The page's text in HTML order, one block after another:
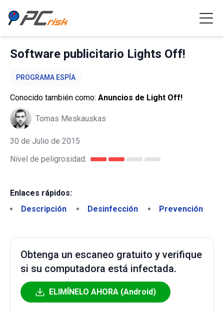
Software publicitario Lights Off!
PROGRAMA ESPÍA
Conocido también como: Anuncios de Light Off!
Tomas Meskauskas
30 de Julio de 2015
Nivel de peligrosidad:
Enlaces rápidos:
Descripción
Desinfección Prevención
Obtenga un escaneo gratuito y verifique
si su computadora está infectada.
ELIMÍNELO AHORA (Android)